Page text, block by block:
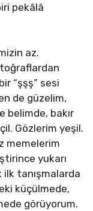
pekâlâ
az.
“şşş” sesi
de güzelim,
belimde, bakır
Gözlerim yeşil.
memelerim
yukarı
ilk tanışmalarda
küçülmede,
görüyorum.